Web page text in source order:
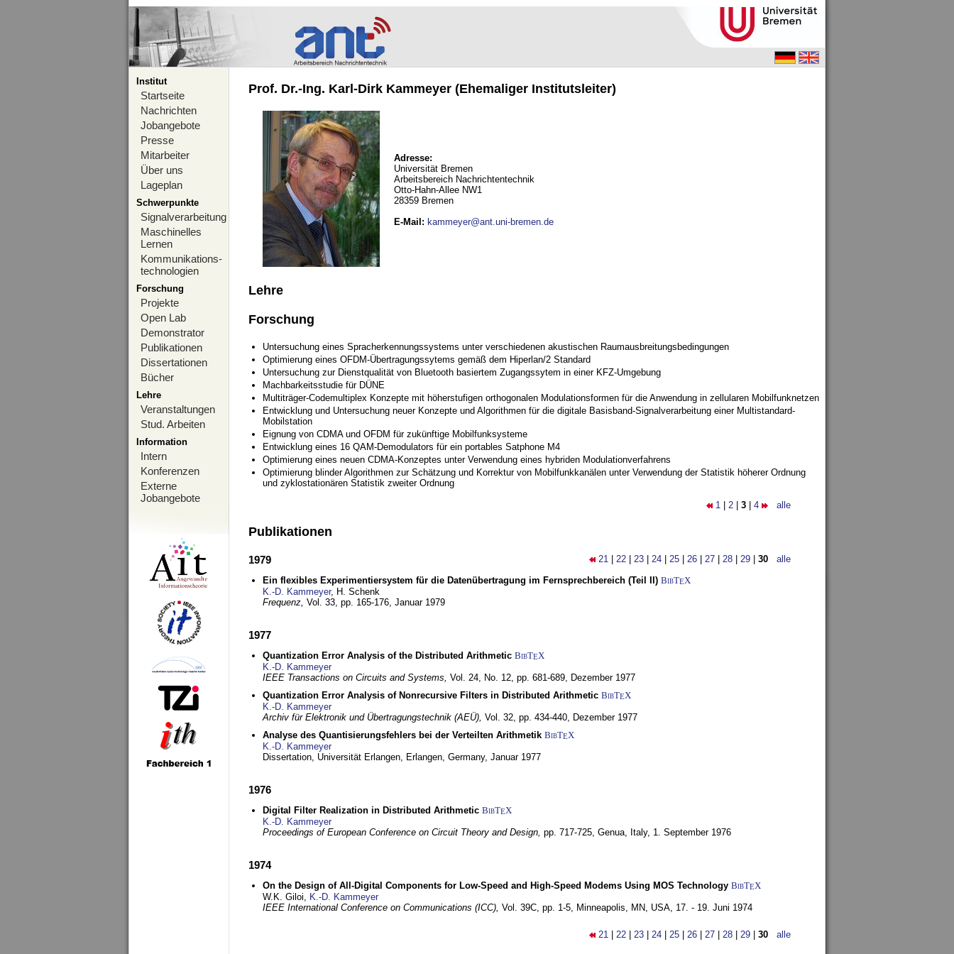
Institut
Startseite
Nachrichten
Jobangebote
Presse
Mitarbeiter
Über uns
Lageplan
Schwerpunkte
Signalverarbeitung
Maschinelles
Lernen
Kommunikations-
technologien
Forschung
Projekte
Open Lab
Demonstrator
Publikationen
Dissertationen
Bücher
Lehre
Veranstaltungen
Stud. Arbeiten
Information
Intern
Konferenzen
Externe
Jobangebote
Prof. Dr.-Ing. Karl-Dirk Kammeyer (Ehemaliger Institutsleiter)
Adresse:
Universität Bremen
Arbeitsbereich Nachrichtentechnik
Otto-Hahn-Allee NW1
28359 Bremen
E-Mail : kammeyer@ant.uni-bremen.de
Lehre
Forschung
Untersuchung eines Spracherkennungssystems unter verschiedenen akustischen Raumausbreitungsbedingungen
Optimierung eines OFDM-Übertragungssytems gemäß dem Hiperlan/2 Standard
Untersuchung zur Dienstqualität von Bluetooth basiertem Zugangssytem in einer KFZ-Umgebung
Machbarkeitsstudie für DÜNE
Multiträger-Codemultiplex Konzepte mit höherstufigen orthogonalen Modulationsformen für die Anwendung in zellularen Mobilfunknetzen
Entwicklung und Untersuchung neuer Konzepte und Algorithmen für die digitale Basisband-Signalverarbeitung einer Multistandard-
Mobilstation
Eignung von CDMA und OFDM für zukünftige Mobilfunksysteme
Entwicklung eines 16 QAM-Demodulators für ein portables Satphone M4
Optimierung eines neuen CDMA-Konzeptes unter Verwendung eines hybriden Modulationverfahrens
Optimierung blinder Algorithmen zur Schätzung und Korrektur von Mobilfunkkanälen unter Verwendung der Statistik höherer Ordnung
und zyklostationären Statistik zweiter Ordnung
1 2 3 4 alle
Publikationen
21 22 23 24 25 26 27 28 29 30 alle
1979
Ein flexibles Experimentiersystem für die Datenübertragung im Fernsprechbereich (Teil II) BibTEX
K.-D. Kammeyer, H. Schenk
Frequenz, Vol. 33, pp. 165-176, Januar 1979
1977
Quantization Error Analysis of the Distributed Arithmetic BibTEX
K.-D. Kammeyer
IEEE Transactions on Circuits and Systems, Vol. 24, No. 12, pp. 681-689, Dezember 1977
Quantization Error Analysis of Nonrecursive Filters in Distributed Arithmetic BibTEX
K.-D. Kammeyer
Archiv für Elektronik und Übertragungstechnik (AEÜ), Vol. 32, pp. 434-440, Dezember 1977
Analyse des Quantisierungsfehlers bei der Verteilten Arithmetik BibTEX
K.-D. Kammeyer
Dissertation, Universität Erlangen, Erlangen, Germany, Januar 1977
1976
Digital Filter Realization in Distributed Arithmetic BibTEX
K.-D. Kammeyer
Proceedings of European Conference on Circuit Theory and Design, pp. 717-725, Genua, Italy, 1. September 1976
1974
On the Design of All-Digital Components for Low-Speed and High-Speed Modems Using MOS Technology BibTEX
W.K. Giloi, K.-D. Kammeyer
IEEE International Conference on Communications (ICC), Vol. 39C, pp. 1-5, Minneapolis, MN, USA, 17. - 19. Juni 1974
21 22 23 24 25 26 27 28 29 30 alle